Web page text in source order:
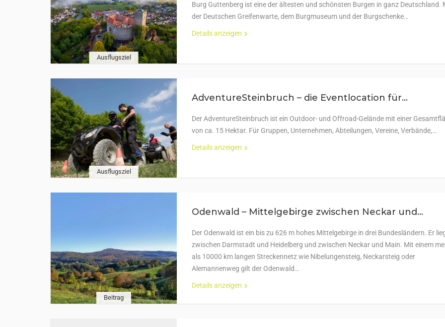
Ausflugsziel
Burg Guttenberg ist eine der ältesten und schönsten Burgen in ganz Deutschland.
der Deutschen Greifenwarte, dem Burgmuseum und der Burgschenke…
Details anzeigen
Ausflugsziel
AdventureSteinbruch – die Eventlocation für...
Der AdventureSteinbruch ist ein Outdoor- und Offroad-Gelände mit einer
von ca. 15 Hektar. Für Gruppen, Unternehmen, Abteilungen, Vereine, Verbände,…
Details anzeigen
Beitrag
Odenwald – Mittelgebirge zwischen Neckar und...
Der Odenwald ist ein bis zu 626 m hohes Mittelgebirge in drei Bundesländern. Er
zwischen Darmstadt und Heidelberg und zwischen Neckar und Main. Mit einem
als 10000 km langen Streckennetz wie Nibelungensteig, Neckarsteig oder
Alemannenweg gilt der Odenwald…
Details anzeigen